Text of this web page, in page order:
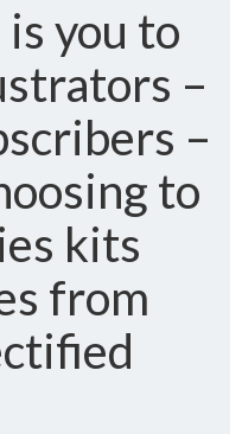
you to
–
–
to
kits
from